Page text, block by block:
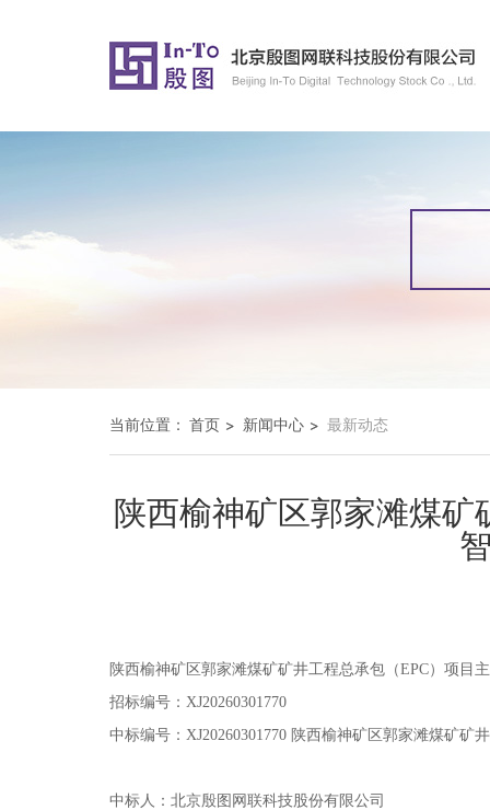
当前位置： 首页 新闻中心 最新动态
陕西榆神矿区郭家滩煤矿
陕西榆神矿区郭家滩煤矿矿井工程总承包（EPC）项目
招标编号 ：XJ20260301770
中标编号： XJ20260301770 陕西榆神矿区郭家滩煤矿矿
中标人：北京殷图网联科技股份有限公司